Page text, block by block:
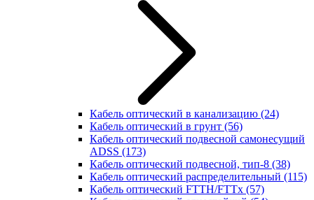
Кабель оптический в канализацию (24)
Кабель оптический в грунт (56)
Кабель оптический подвесной самонесущий
ADSS (173)
Кабель оптический подвесной, тип-8 (38)
Кабель оптический распределительный (115)
Кабель оптический FTTH/FTTx (57)